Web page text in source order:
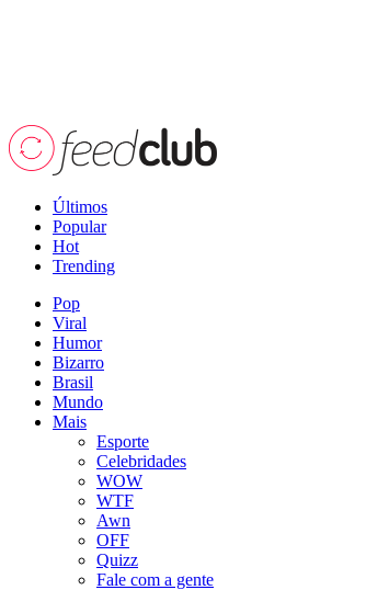
Últimos
Popular
Hot
Trending
Pop
Viral
Humor
Bizarro
Brasil
Mundo
Mais
Esporte
Celebridades
WOW
WTF
Awn
OFF
Quizz
Fale com a gente